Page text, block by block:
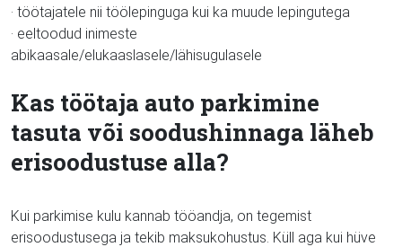
· töötajatele nii töölepinguga kui ka muude lepingutega
· eeltoodud inimeste
abikaasale/elukaaslasele/lähisugulasele
Kas töötaja auto parkimine
tasuta või soodushinnaga läheb
erisoodustuse alla?
Kui parkimise kulu kannab tööandja, on tegemist
erisoodustusega ja tekib maksukohustus. Küll aga kui hüve